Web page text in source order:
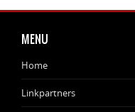
MENU
Home
Linkpartners